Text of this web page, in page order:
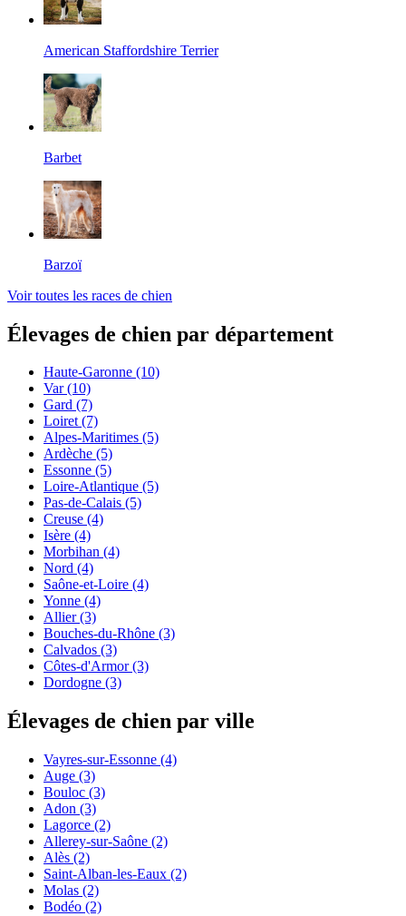
American Staffordshire Terrier
Barbet
Barzoï
Voir toutes les races de chien
Élevages de chien par département
Haute-Garonne (10)
Var(10)
Gard (7)
Loiret(7)
Alpes-Maritimes (5)
Ardèche (5)
Essonne (5)
Loire-Atlantique (5)
Pas-de-Calais (5)
Creuse (4)
Isère (4)
Morbihan (4)
Nord (4)
Saône-et-Loire (4)
Yonne (4)
Allier(3)
Bouches-du-Rhône (3)
Calvados (3)
Côtes-d'Armor(3)
Dordogne (3)
Élevages de chien par ville
Vayres-sur-Essonne (4)
Auge (3)
Bouloc (3)
Adon (3)
Lagorce (2)
Allerey-sur-Saône (2)
Alès (2)
Saint-Alban-les-Eaux (2)
Molas (2)
Bodéo (2)